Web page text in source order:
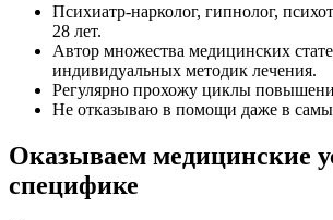
Психиатр-нарколог, гипнолог,
28 лет.
Автор множества медицинских
индивидуальных методик лечения.
Регулярно прохожу циклы
Не отказываю в помощи даже в
Оказываем медицинские
специфике